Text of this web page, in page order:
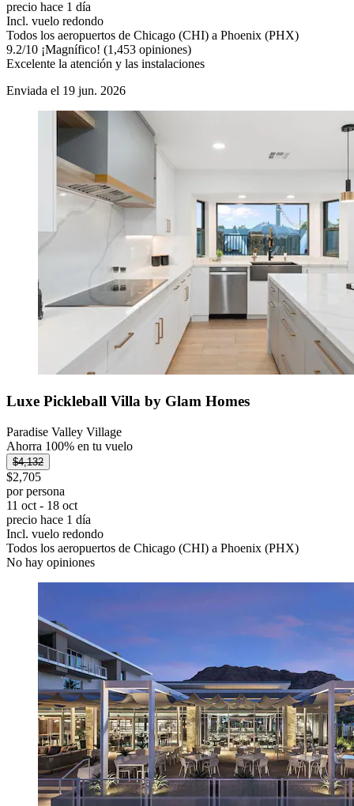
precio hace 1 día
Incl. vuelo redondo
Todos los aeropuertos de Chicago (CHI) a Phoenix (PHX)
9.2/10 ¡Magnífico! (1,453 opiniones)
Excelente la atención y las instalaciones
Enviada el 19 jun. 2026
Luxe Pickleball Villa by Glam Homes
Paradise Valley Village
Ahorra 100% en tu vuelo
$4,132
$2,705
por persona
11 oct - 18 oct
precio hace 1 día
Incl. vuelo redondo
Todos los aeropuertos de Chicago (CHI) a Phoenix (PHX)
No hay opiniones